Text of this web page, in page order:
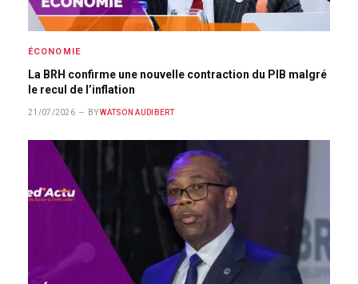
ÉCONOMIE
La BRH confirme une nouvelle contraction du PIB malgré
le recul de l’inflation
21/07/2026 BY WATSON AUDIBERT